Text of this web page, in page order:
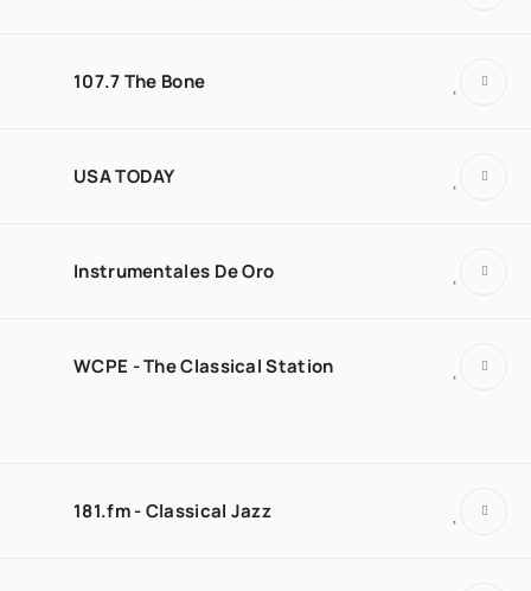
107.7 The Bone
USA TODAY
Instrumentales De Oro
WCPE - The Classical Station
181.fm - Classical Jazz